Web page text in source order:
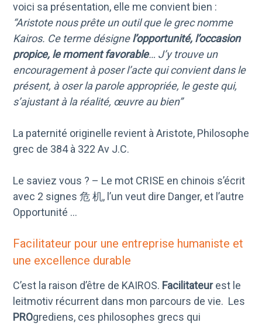
voici sa présentation, elle me convient bien :
“Aristote nous prête un outil que le grec nomme
Kairos. Ce terme désignel’opportunité, l’occasion
propice, le moment favorable… J’y trouve un
encouragement à poser l’acte qui convient dans le
présent, à oser la parole appropriée, le geste qui,
s’ajustant à la réalité, œuvre au bien”
La paternité originelle revient à Aristote, Philosophe
grec de 384 à 322 Av J.C.
Le saviez vous ? – Le mot CRISE en chinois s’écrit
avec 2 signes 危机, l’un veut dire Danger, et l’autre
Opportunité …
Facilitateur pour une entreprise humaniste et
une excellence durable
C’est la raison d’être de KAIROS. Facilitateurest le
leitmotiv récurrent dans mon parcours de vie. Les
PROgrediens, ces philosophes grecs qui